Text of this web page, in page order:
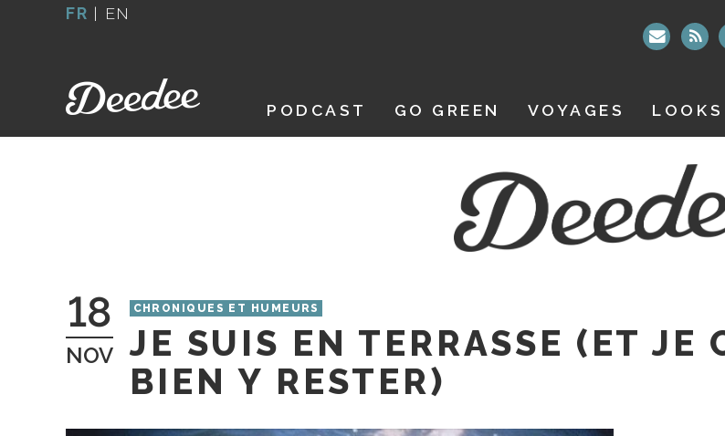
FR | EN
PODCAST GO GREEN VOYAGES LOOKS
18
NOV
CHRONIQUES ET HUMEURS
JE SUIS EN TERRASSE (ET JE
BIEN Y RESTER)